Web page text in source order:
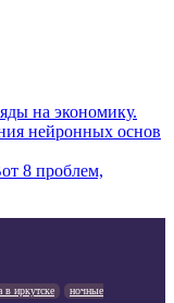
на экономику.
нейронных основ
8 проблем,
в иркутске
ночные